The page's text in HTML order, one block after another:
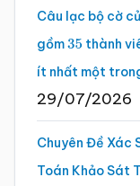
Câu lạc bộ cờ
gồm35 thành
ít nhất một
29/07/2026
Chuyên Đề Xác
Toán Khảo Sát